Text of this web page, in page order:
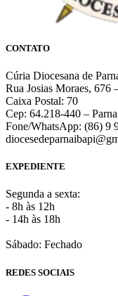
CONTATO
Cúria Diocesana de
Rua Josias Moraes, 676
Caixa Postal: 70
Cep: 64.218-440 –
Fone/WhatsApp: (86) 9
EXPEDIENTE
Segunda a sexta:
- 8h às 12h
- 14h às 18h
Sábado: Fechado
REDES SOCIAIS